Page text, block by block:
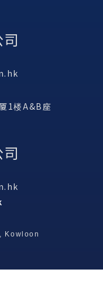
1楼A&B座
Kowloon